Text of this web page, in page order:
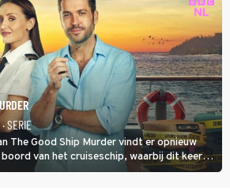
· SERIE
The Good Ship Murder vindt er opnieuw
van het cruiseschip, waarbij dit keer
slachtoffer is en kapitein Marlowe de dader